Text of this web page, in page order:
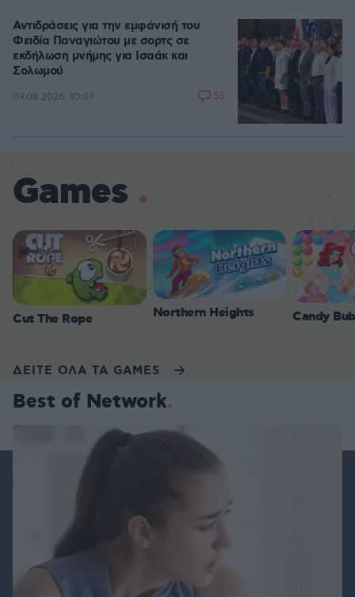
Αντιδράσεις για την εμφάνισή του
Φειδία Παναγιώτου με σορτς σε
εκδήλωση μνήμης για Ισαάκ και
Σολωμού
09.08.2026, 10:07 55
Games
Cut The Rope Northern Heights Candy
ΔΕΙΤΕ ΟΛΑ ΤΑ GAMES
Best of Network